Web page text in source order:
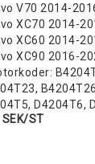
V70 2014-
XC70 2014-
XC60 2014-
XC90 2016-
D4204T6,
ST